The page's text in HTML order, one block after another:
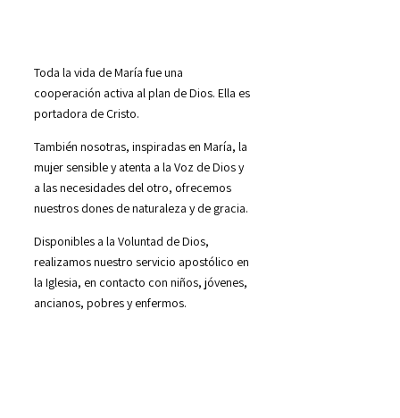
Toda la vida de María fue una
cooperación activa al plan de Dios. Ella es
portadora de Cristo.
También nosotras, inspiradas en María, la
mujer sensible y atenta a la Voz de Dios y
a las necesidades del otro, ofrecemos
nuestros dones de naturaleza y de gracia.
Disponibles a la Voluntad de Dios,
realizamos nuestro servicio apostólico en
la Iglesia, en contacto con niños, jóvenes,
ancianos, pobres y enfermos.